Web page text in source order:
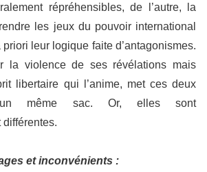
répréhensibles, de l’autre, la
les jeux du pouvoir international
leur logique faite d’antagonismes.
la violence de ses révélations mais
libertaire qui l’anime, met ces deux
même sac. Or, elles sont
et inconvénients :